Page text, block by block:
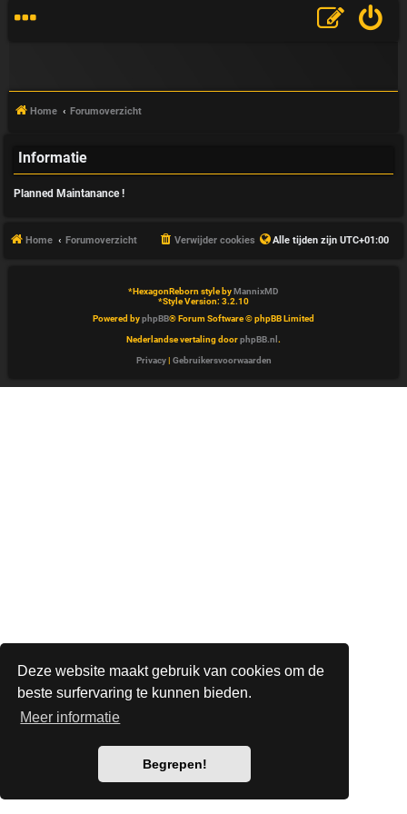
Deze website maakt gebruik van cookies om de
beste surfervaring te kunnen bieden.
Meer informatie
Begrepen!
V
A
Home Forumoverzicht
Informatie
Planned Maintanance !
Home Forumoverzicht Alle tijden zijn UTC+01:00
Verwijder cookies
*HexagonReborn style byMannixMD
*Style Version: 3.2.10
Powered byphpBB® Forum Software © phpBB Limited
Nederlandse vertaling doorphpBB.nl .
Privacy| Gebruikersvoorwaarden